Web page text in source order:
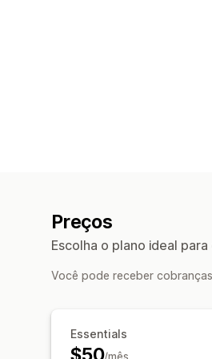
Preços
Escolha o plano ideal
Você pode receber
Essentials
/mês